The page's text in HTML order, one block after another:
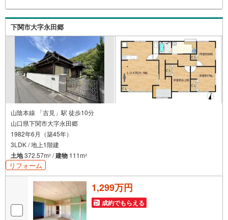
下関市大字永田郷
山陰本線 「吉見」駅 徒歩10分
山口県下関市大字永田郷
1982年6月（築45年）
3LDK / 地上1階建
土地372.57m2 /建物 111m2
リフォーム
1,299万円
成約でもらえる